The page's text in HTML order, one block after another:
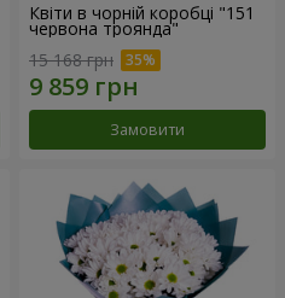
Квіти в чорній коробці "151
червона троянда"
15 168 грн
Замовити